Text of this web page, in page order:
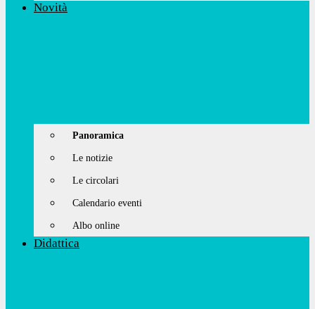
Novità
Panoramica
Le notizie
Le circolari
Calendario eventi
Albo online
Didattica